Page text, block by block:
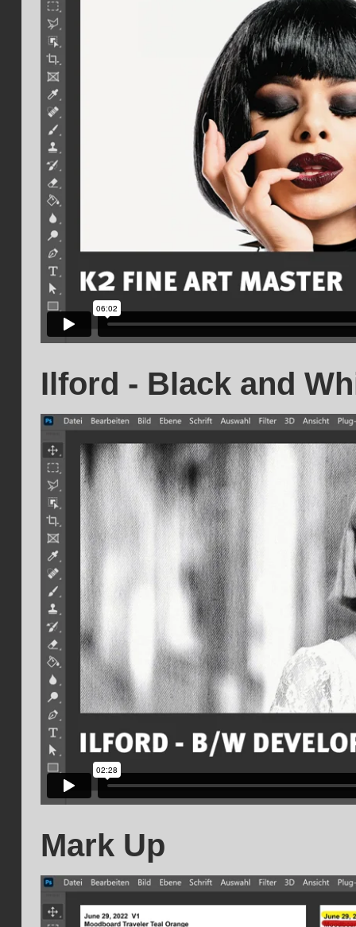
Ilford - Black and
Mark Up